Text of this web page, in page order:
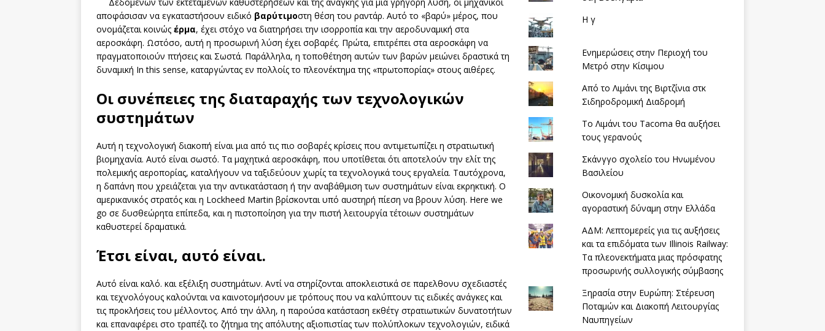
αποφάσισαν να εγκαταστήσουν ειδικό βαρύτιμοστη θέση του ραντάρ. Αυτό το «βαρύ» μέρος, που
ονομάζεται κοινώς έρμα, έχει στόχο να διατηρήσει την ισορροπία και την αεροδυναμική στα
αεροσκάφη. Ωστόσο, αυτή η προσωρινή λύση έχει σοβαρές. Πρώτα, επιτρέπει στα αεροσκάφη να
πραγματοποιούν πτήσεις και Σωστά. Παράλληλα, η τοποθέτηση αυτών των βαρών μειώνει δραστικά τη
δυναμική In this sense, καταργώντας εν πολλοίς το πλεονέκτημα της «πρωτοπορίας» στους αιθέρες.
Οι συνέπειες της διαταραχής των τεχνολογικών
συστημάτων
Αυτή η τεχνολογική διακοπή είναι μια από τις πιο σοβαρές κρίσεις που αντιμετωπίζει η στρατιωτική
βιομηχανία. Αυτό είναι σωστό. Τα μαχητικά αεροσκάφη, που υποτίθεται ότι αποτελούν την ελίτ της
πολεμικής αεροπορίας, καταλήγουν να ταξιδεύουν χωρίς τα τεχνολογικά τους εργαλεία. Ταυτόχρονα,
η δαπάνη που χρειάζεται για την αντικατάσταση ή την αναβάθμιση των συστημάτων είναι εκρηκτική. Ο
αμερικανικός στρατός και η Lockheed Martin βρίσκονται υπό αυστηρή πίεση να βρουν λύση. Here we
go σε δυσθεώρητα επίπεδα, και η πιστοποίηση για την πιστή λειτουργία τέτοιων συστημάτων
καθυστερεί δραματικά.
Έτσι είναι, αυτό είναι.
Αυτό είναι καλό. και εξέλιξη συστημάτων. Αντί να στηρίζονται αποκλειστικά σε παρελθονυ σχεδιαστές
και τεχνολόγους καλούνται να καινοτομήσουν με τρόπους που να καλύπτουν τις ειδικές ανάγκες και
τις προκλήσεις του μέλλοντος. Από την άλλη, η παρούσα κατάσταση εκθέτγ στρατιωτικών δυνατοτήτων
και επαναφέρει στο τραπέζι το ζήτημα της απόλυτης αξιοπιστίας των πολύπλοκων τεχνολογιών, ειδικά
Η γ
Ενημερώσεις στην Περιοχή του
Μετρό στην Κίσιμου
Από το Λιμάνι της Βιρτζίνια στκ
Σιδηροδρομική Διαδρομή
Το Λιμάνι του Tacoma θα αυξήσει
τους γερανούς
Σκάνγγο σχολείο του Ηνωμένου
Βασιλείου
Οικονομική δυσκολία και
αγοραστική δύναμη στην Ελλάδα
ΑΔΜ: Λεπτομερείς για τις αυξήσεις
και τα επιδόματα των Illinois Railway:
Τα πλεονεκτήματα μιας πρόσφατης
προσωρινής συλλογικής σύμβασης
Ξηρασία στην Ευρώπη: Στέρευση
Ποταμών και Διακοπή Λειτουργίας
Ναυπηγείων